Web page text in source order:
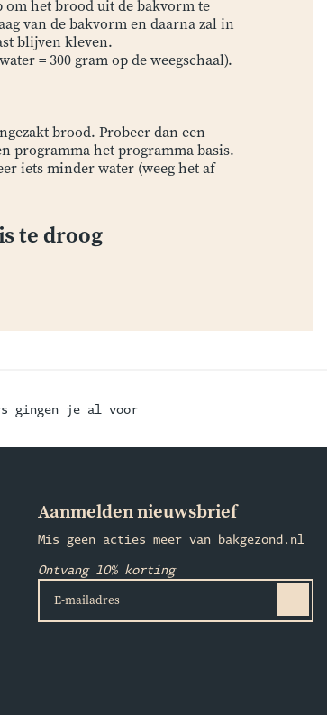
het brood uit de bakvorm te
van de bakvorm en daarna zal in
blijven kleven.
= 300 gram op de weegschaal).
brood. Probeer dan een
programma het programma basis.
iets minder water (weeg het af
te droog
gingen je al voor
Aanmelden nieuwsbrief
Mis geen acties meer van bakgezond.nl
Ontvang 10% korting